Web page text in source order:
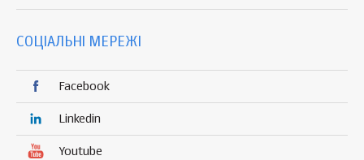
СОЦІАЛЬНІ МЕРЕЖІ
Facebook
Linkedin
Youtube